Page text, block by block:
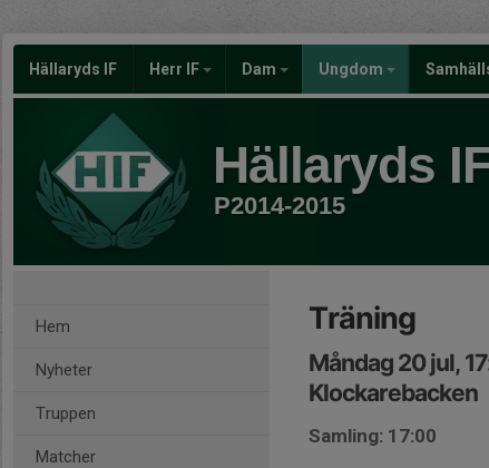
Hällaryds IF Herr IF Dam Ungdom
Hällaryds
P2014-2015
Hem
Nyheter
Truppen
Matcher
Träning
Måndag 20 jul,
Klockarebacken
Samling: 17:00